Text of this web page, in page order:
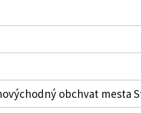
obchvat mesta